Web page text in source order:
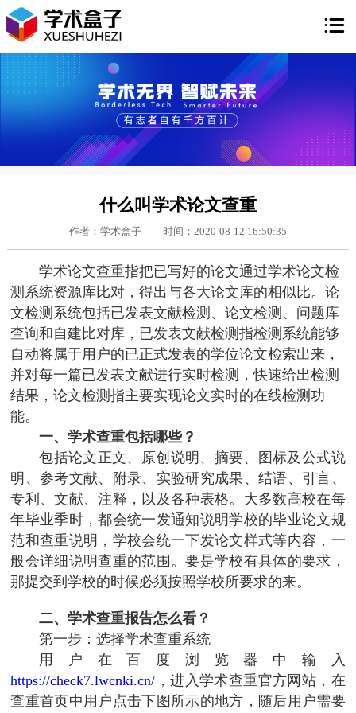

什么叫学术论文查重
作者：学术盒子 时间：2020-08-12 16:50:35
学术论文查重指把已写好的论文通过学术论文检
测系统资源库比对，得出与各大论文库的相似比。论
文检测系统包括已发表文献检测、论文检测、问题库
查询和自建比对库，已发表文献检测指检测系统能够
自动将属于用户的已正式发表的学位论文检索出来，
并对每一篇已发表文献进行实时检测，快速给出检测
结果，论文检测指主要实现论文实时的在线检测功
能。
一、学术查重包括哪些？
包括论文正文、原创说明、摘要、图标及公式说
明、参考文献、附录、实验研究成果、结语、引言、
专利、文献、注释，以及各种表格。大多数高校在每
年毕业季时，都会统一发通知说明学校的毕业论文规
范和查重说明，学校会统一下发论文样式等内容，一
般会详细说明查重的范围。要是学校有具体的要求，
那提交到学校的时候必须按照学校所要求的来。
二、学术查重报告怎么看？
第一步：选择学术查重系统
用户在百度浏览器中输入
https://check7.lwcnki.cn/ ，进入学术查重官方网站，在
查重首页中用户点击下图所示的地方，随后用户需要